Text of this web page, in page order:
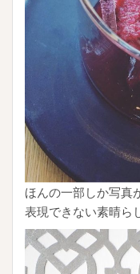
ほんの一部しか写真
表現できない素晴ら